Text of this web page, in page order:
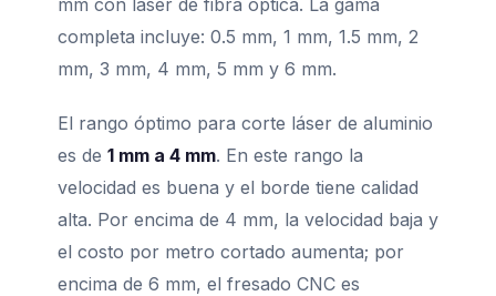
completa incluye: 0.5 mm, 1 mm, 1.5 mm, 2
mm, 3 mm, 4 mm, 5 mm y 6 mm.
El rango óptimo para corte láser de aluminio
es de 1 mm a 4 mm. En este rango la
velocidad es buena y el borde tiene calidad
alta. Por encima de 4 mm, la velocidad baja y
el costo por metro cortado aumenta; por
encima de 6 mm, el fresado CNC es